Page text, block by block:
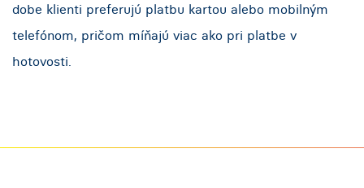
dobe klienti preferujú platbu kartou alebo mobilným
telefónom, pričom míňajú viac ako pri platbe v
hotovosti.